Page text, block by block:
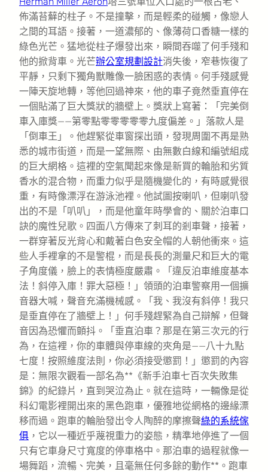
佈滿苔蘚的柱子。不是撞擊，而是輕柔的碰觸，像戀人
之間的耳語。接著，一道濃郁的、像薄荷口香糖一樣的
綠色光芒。猛地從柱子爆發出來，瞬間吞噬了何手殘和
他的掀背車。光芒辦公室規劃設計消失後，窄巷恢復了
平靜，只剩下獨角獸雕像一臉困惑的表情。何手殘感覺
一陣天旋地轉，等他回過神來，他的車子竟然垂直停在
一個貼滿了巨大獎狀的牆壁上。獎狀上寫著：「完美倒
車入庫獎——第零點零零零零零九度偏差。」落款人是
「倒車王」。他趕緊從車窗探出頭，發現周圍不再是熟
悉的城市街道，而是一望無際、由無數白線和編號組成
的巨大網格。這裡的空氣聞起來像是新買的輪胎和劣質
香水的混合物，而重力似乎是隨機變化的，有時感覺很
重，有時像漂浮在游泳池裡。他試圖按喇叭，但喇叭發
出的不是「叭叭」，而是他童年時學會的、關於泊車口
訣的魔性兒歌。四面八方傳來了刺耳的剎車聲，接著，
一群穿著反光背心和戴著白色安全帽的人朝他衝來。這
些人手裡拿的不是警棍，而是長長的測量尺和巨大的電
子角度儀，臉上的表情極度嚴肅。「違反泊車維度基本
法！斜停入庫！罪大惡極！」領頭的泊車警察用一個擴
音器大喊，聲音充滿機械感。「我、我沒有斜停！我只
是垂直停在了牆壁上！」何手殘趕緊為自己辯解，但聲
音因為恐懼而顫抖。「垂直泊車？那是在第三次元的行
為，在這裡，你的車體與停車線的夾角是——八十九點
七度！按照維度法則，你必須接受懲罰！」懲罰的內容
是：無限次觀看一部名為**《新手泊車七百次失敗集
錦》的紀錄片，直到哭泣為止。就在這時，一輛像是從
科幻電影裡開出來的黑色跑車，優雅地從網格的邊緣漂
移而過。跑車的輪胎發出令人陶醉的摩擦聲綠的系統傢
俱 ，它以一種近乎蔑視重力的姿態，精準地停進了一個
只有它車身尺寸寬度的停車格中。那泊車的過程就像一
場舞蹈，流暢、完美，且毫無任何多餘的動作**。跑車